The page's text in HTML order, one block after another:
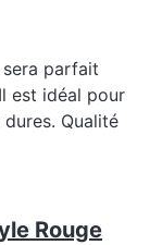
parfait
est idéal pour
Qualité
Rouge